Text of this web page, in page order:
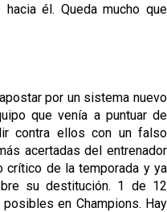
él. Queda mucho que
por un sistema nuevo
que venía a puntuar de
contra ellos con un falso
acertadas del entrenador
crítico de la temporada y ya
su destitución. 1 de 12
en Champions. Hay